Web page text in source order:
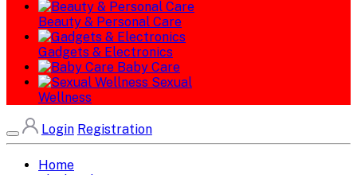
Beauty & Personal Care
Gadgets & Electronics
Baby Care
Sexual
Wellness
Login Registration
Home